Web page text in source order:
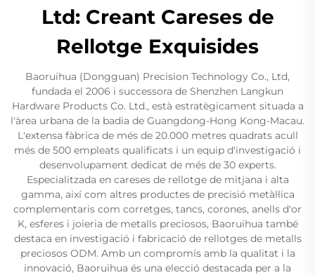
Ltd: Creant Careses de
Rellotge Exquisides
Baoruihua (Dongguan) Precision Technology Co., Ltd,
fundada el 2006 i successora de Shenzhen Langkun
Hardware Products Co. Ltd., està estratègicament situada a
l'àrea urbana de la badia de Guangdong-Hong Kong-Macau.
L'extensa fàbrica de més de 20.000 metres quadrats acull
més de 500 empleats qualificats i un equip d'investigació i
desenvolupament dedicat de més de 30 experts.
Especialitzada en careses de rellotge de mitjana i alta
gamma, així com altres productes de precisió metàl·lica
complementaris com corretges, tancs, corones, anells d'or
K, esferes i joieria de metalls preciosos, Baoruihua també
destaca en investigació i fabricació de rellotges de metalls
preciosos ODM. Amb un compromís amb la qualitat i la
innovació, Baoruihua és una elecció destacada per a la